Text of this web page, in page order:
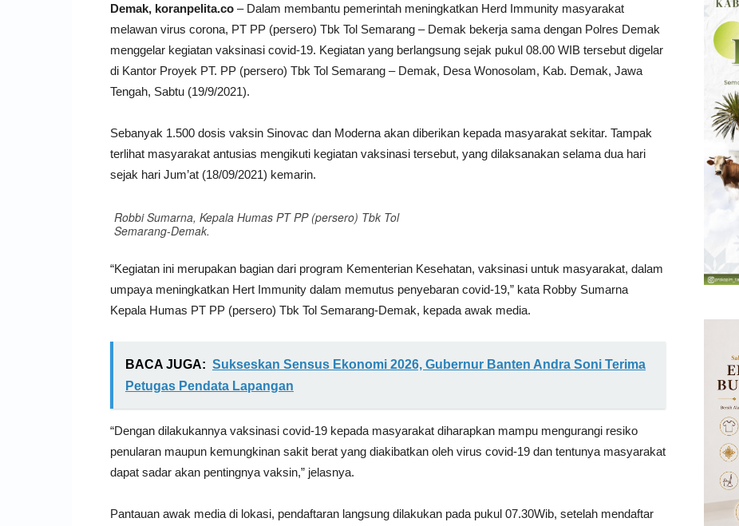
Demak, koranpelita.co – Dalam membantu pemerintah meningkatkan Herd Immunity masyarakat
melawan virus corona, PT PP (persero) Tbk Tol Semarang – Demak bekerja sama dengan Polres Demak
menggelar kegiatan vaksinasi covid-19. Kegiatan yang berlangsung sejak pukul 08.00 WIB tersebut digelar
di Kantor Proyek PT. PP (persero) Tbk Tol Semarang – Demak, Desa Wonosolam, Kab. Demak, Jawa
Tengah, Sabtu (19/9/2021).
Sebanyak 1.500 dosis vaksin Sinovac dan Moderna akan diberikan kepada masyarakat sekitar. Tampak
terlihat masyarakat antusias mengikuti kegiatan vaksinasi tersebut, yang dilaksanakan selama dua hari
sejak hari Jum’at (18/09/2021) kemarin.
Robbi Sumarna, Kepala Humas PT PP (persero) Tbk Tol
Semarang-Demak.
“Kegiatan ini merupakan bagian dari program Kementerian Kesehatan, vaksinasi untuk masyarakat, dalam
umpaya meningkatkan Hert Immunity dalam memutus penyebaran covid-19,” kata Robby Sumarna
Kepala Humas PT PP (persero) Tbk Tol Semarang-Demak, kepada awak media.
BACA JUGA: Sukseskan Sensus Ekonomi 2026, Gubernur Banten Andra Soni Terima
Petugas Pendata Lapangan
“Dengan dilakukannya vaksinasi covid-19 kepada masyarakat diharapkan mampu mengurangi resiko
penularan maupun kemungkinan sakit berat yang diakibatkan oleh virus covid-19 dan tentunya masyarakat
dapat sadar akan pentingnya vaksin,” jelasnya.
Pantauan awak media di lokasi, pendaftaran langsung dilakukan pada pukul 07.30Wib, setelah mendaftar